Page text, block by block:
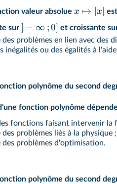
valeur absolue x ↦ x
sur ] − ∞ ;0] et croissante
des problèmes en lien avec des
inégalités ou des égalités à
polynôme du second
fonction polynôme
fonctions faisant intervenir la
des problèmes liés à la physique ;
des problèmes d'optimisation.
polynôme du second